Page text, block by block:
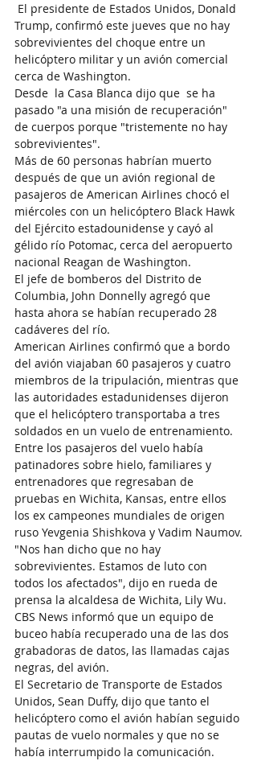
El presidente de Estados Unidos, Donald
Trump, confirmó este jueves que no hay
sobrevivientes del choque entre un
helicóptero militar y un avión comercial
cerca de Washington.
Desde  la Casa Blanca dijo que  se ha
pasado "a una misión de recuperación"
de cuerpos porque "tristemente no hay
sobrevivientes".
Más de 60 personas habrían muerto
después de que un avión regional de
pasajeros de American Airlines chocó el
miércoles con un helicóptero Black Hawk
del Ejército estadounidense y cayó al
gélido río Potomac, cerca del aeropuerto
nacional Reagan de Washington.
El jefe de bomberos del Distrito de
Columbia, John Donnelly agregó que
hasta ahora se habían recuperado 28
cadáveres del río.
American Airlines confirmó que a bordo
del avión viajaban 60 pasajeros y cuatro
miembros de la tripulación, mientras que
las autoridades estadunidenses dijeron
que el helicóptero transportaba a tres
soldados en un vuelo de entrenamiento.
Entre los pasajeros del vuelo había
patinadores sobre hielo, familiares y
entrenadores que regresaban de
pruebas en Wichita, Kansas, entre ellos
los ex campeones mundiales de origen
ruso Yevgenia Shishkova y Vadim Naumov.
"Nos han dicho que no hay
sobrevivientes. Estamos de luto con
todos los afectados", dijo en rueda de
prensa la alcaldesa de Wichita, Lily Wu.
CBS News informó que un equipo de
buceo había recuperado una de las dos
grabadoras de datos, las llamadas cajas
negras, del avión.
El Secretario de Transporte de Estados
Unidos, Sean Duffy, dijo que tanto el
helicóptero como el avión habían seguido
pautas de vuelo normales y que no se
había interrumpido la comunicación.